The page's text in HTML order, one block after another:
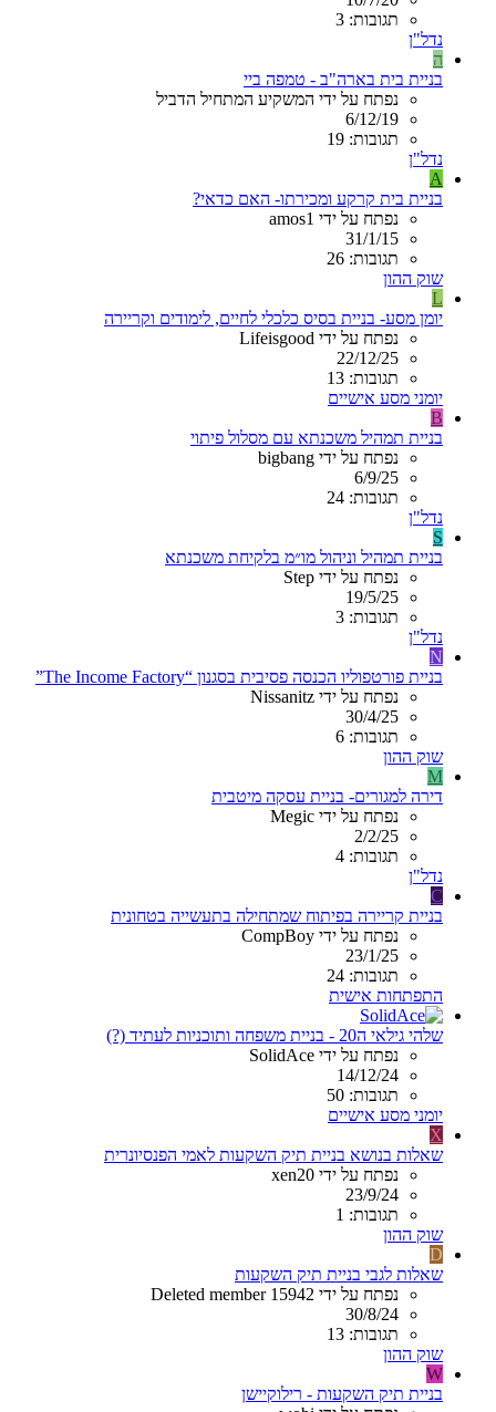
תגובות: 3
נדל"ן
ה
בניית בית בארה"ב - טמפה ביי
נפתח על ידי המשקיע המתחיל הדביל
6/12/19
תגובות: 19
נדל"ן
A
בניית בית קרקע ומכירתו- האם כדאי?
נפתח על ידי amos1
31/1/15
תגובות: 26
שוק ההון
L
יומן מסע- בניית בסיס כלכלי לחיים, לימודים וקריירה
נפתח על ידי Lifeisgood
22/12/25
תגובות: 13
יומני מסע אישיים
B
בניית תמהיל משכנתא עם מסלול פיתוי
נפתח על ידי bigbang
6/9/25
תגובות: 24
נדל"ן
S
בניית תמהיל וניהול מו״מ בלקיחת משכנתא
נפתח על ידי Step
19/5/25
תגובות: 3
נדל"ן
N
בניית פורטפוליו הכנסה פסיבית בסגנון “The Income Factory”
נפתח על ידי Nissanitz
30/4/25
תגובות: 6
שוק ההון
M
דירה למגורים- בניית עסקה מיטבית
נפתח על ידי Megic
2/2/25
תגובות: 4
נדל"ן
C
בניית קריירה בפיתוח שמתחילה בתעשייה בטחונית
נפתח על ידי CompBoy
23/1/25
תגובות: 24
התפתחות אישית
שלהי גילאי ה20 - בניית משפחה ותוכניות לעתיד (?)
נפתח על ידי SolidAce
14/12/24
תגובות: 50
יומני מסע אישיים
X
שאלות בנושא בניית תיק השקעות לאמי הפנסיונרית
נפתח על ידי xen20
23/9/24
תגובות: 1
שוק ההון
D
שאלות לגבי בניית תיק השקעות
נפתח על ידי Deleted member 15942
30/8/24
תגובות: 13
שוק ההון
W
בניית תיק השקעות - רילוקיישן